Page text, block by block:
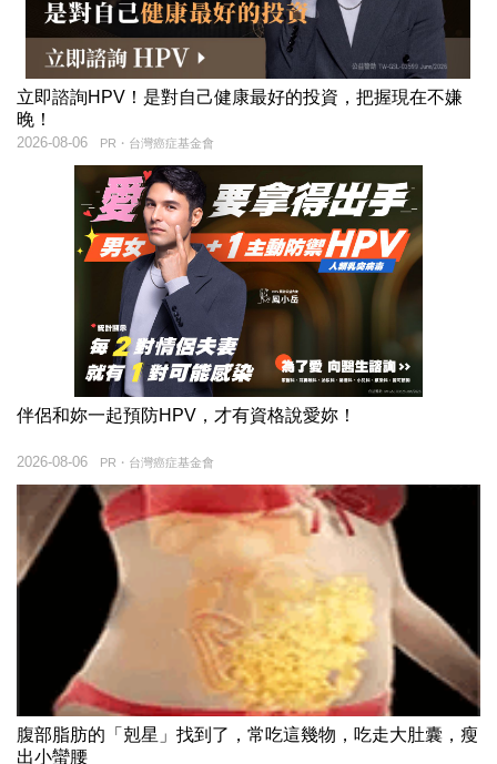
立即諮詢HPV！是對自己健康最好的投資，把握現在不嫌
晚！
PR・台灣癌症基金會
2026-08-06
伴侶和妳一起預防HPV，才有資格說愛妳！
PR・台灣癌症基金會
2026-08-06
腹部脂肪的「剋星」找到了，常吃這幾物，吃走大肚囊，瘦
出小蠻腰